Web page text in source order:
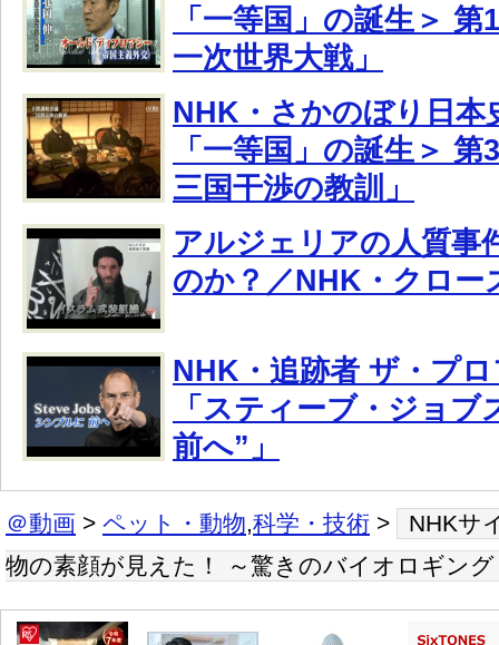
「一等国」の誕生＞
一次世界大戦」
NHK・さかのぼり日本
「一等国」の誕生＞
三国干渉の教訓」
アルジェリアの人質事
のか？／NHK・クロー
NHK・追跡者 ザ・プ
「スティーブ・ジョ
前へ”」
＠動画 > ペット・動物,科学・技術 >
NHKサ
物の素顔が見えた！ ～驚きのバイオロギング